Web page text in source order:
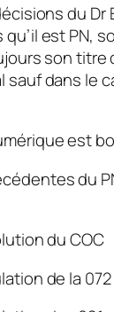
du Dr
est PN,
son titre
sauf dans le
est
du
du COC
de la 072